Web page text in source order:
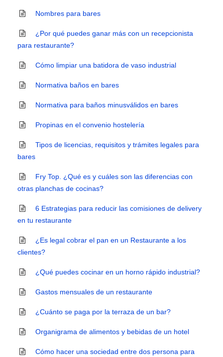
Nombres para bares
¿Por qué puedes ganar más con un recepcionista
para restaurante?
Cómo limpiar una batidora de vaso industrial
Normativa baños en bares
Normativa para baños minusválidos en bares
Propinas en el convenio hostelería
Tipos de licencias, requisitos y trámites legales para
bares
Fry Top. ¿Qué es y cuáles son las diferencias con
otras planchas de cocinas?
6 Estrategias para reducir las comisiones de delivery
en tu restaurante
¿Es legal cobrar el pan en un Restaurante a los
clientes?
¿Qué puedes cocinar en un horno rápido industrial?
Gastos mensuales de un restaurante
¿Cuánto se paga por la terraza de un bar?
Organigrama de alimentos y bebidas de un hotel
Cómo hacer una sociedad entre dos persona para